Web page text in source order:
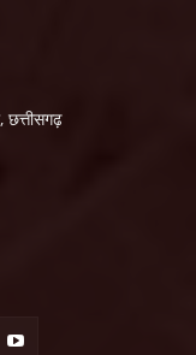
छत्तीसगढ़